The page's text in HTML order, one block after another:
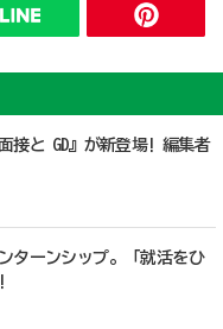
接と GD』が新登場! 編集者
ターンシップ。「就活をひ